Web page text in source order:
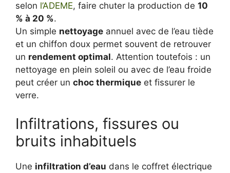
selon l’ADEME, faire chuter la production de 10
% à 20 %.
Un simple nettoyage annuel avec de l’eau tiède
et un chiffon doux permet souvent de retrouver
un rendement optimal. Attention toutefois : un
nettoyage en plein soleil ou avec de l’eau froide
peut créer un choc thermique et fissurer le
verre.
Infiltrations, fissures ou
bruits inhabituels
Une infiltration d’eau dans le coffret électrique